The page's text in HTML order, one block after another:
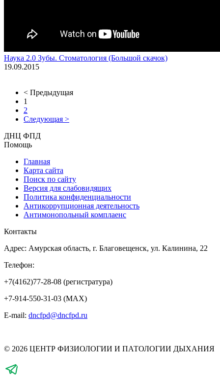
Наука 2.0 Зубы. Стоматология (Большой скачок)
19.09.2015
< Предыдущая
1
2
Следующая >
ДНЦ ФПД
Помощь
Главная
Карта сайта
Поиск по сайту
Версия для слабовидящих
Политика конфиденциальности
Антикоррупционная деятельность
Антимонопольный комплаенс
Контакты
Адрес: Амурская область, г. Благовещенск, ул. Калинина, 22
Телефон:
+7(4162)77-28-08 (регистратура)
+7-914-550-31-03 (MAX)
E-mail: dncfpd@dncfpd.ru
© 2026 ЦЕНТР ФИЗИОЛОГИИ И ПАТОЛОГИИ ДЫХАНИЯ